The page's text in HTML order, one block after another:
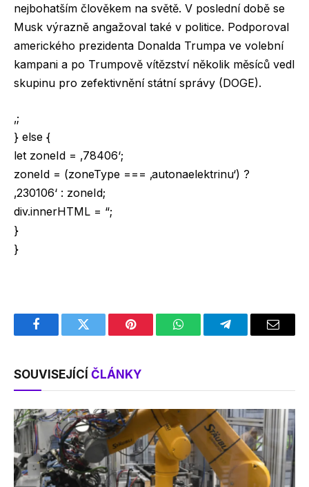
nejbohatším člověkem na světě. V poslední době se
Musk výrazně angažoval také v politice. Podporoval
amerického prezidenta Donalda Trumpa ve volební
kampani a po Trumpově vítězství několik měsíců vedl
skupinu pro zefektivnění státní správy (DOGE).
‚;
} else {
let zoneId = ‚78406‘;
zoneId = (zoneType === ‚autonaelektrinu‘) ?
‚230106‘ : zoneId;
div.innerHTML = “;
}
}
FacebookTwitter Pinterest WhatsAppTelegramEmail
SOUVISEJÍCÍ ČLÁNKY